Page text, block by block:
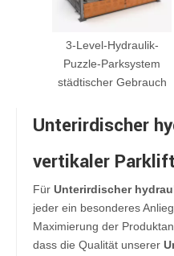
3-Level-Hydraulik-
Puzzle-Parksystem
städtischer Gebrauch
Unterirdischer
vertikaler Parklift
Für Unterirdischer
jeder ein besonderes
Maximierung der
dass die Qualität unserer